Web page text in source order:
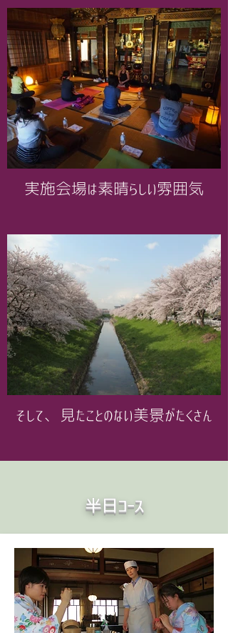
実施会場は素晴らしい雰囲気
そして、見たことのない美景がたくさん
​半日コース